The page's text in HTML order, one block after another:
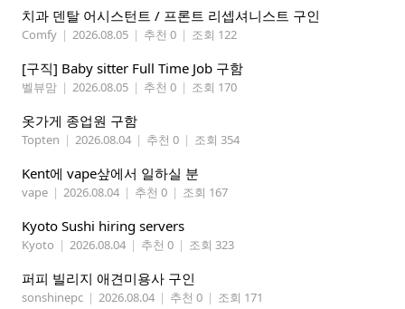
치과 덴탈 어시스턴트 / 프론트 리셉셔니스트 구인
Comfy | 2026.08.05 | 추천 0 | 조회 122
[구직] Baby sitter Full Time Job 구함
벨뷰맘 | 2026.08.05 | 추천 0 | 조회 170
옷가게 종업원 구함
Topten | 2026.08.04 | 추천 0 | 조회 354
Kent에 vape샆에서 일하실 분
vape | 2026.08.04 | 추천 0 | 조회 167
Kyoto Sushi hiring servers
Kyoto | 2026.08.04 | 추천 0 | 조회 323
퍼피 빌리지 애견미용사 구인
sonshinepc | 2026.08.04 | 추천 0 | 조회 171